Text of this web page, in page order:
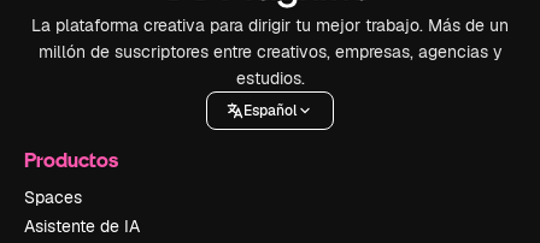
La plataforma creativa para dirigir tu mejor trabajo. Más de un
millón de suscriptores entre creativos, empresas, agencias y
estudios.
Español
Productos
Spaces
Asistente de IA